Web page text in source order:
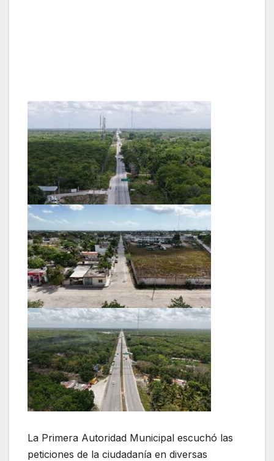
La Primera Autoridad Municipal escuchó las
peticiones de la ciudadanía en diversas